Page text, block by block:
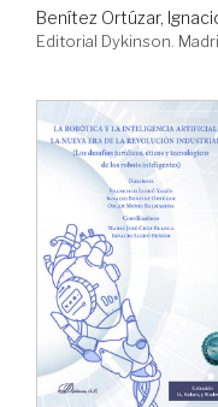
Benítez Ortúzar,
Editorial Dykinson.